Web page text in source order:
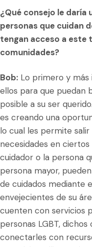
¿Qué consejo le daría
personas que cuidan
tengan acceso a este
comunidades?
Bob: Lo primero y
ellos para que puedan
posible a su ser
es creando una
lo cual les permite
necesidades en
cuidador o la persona
persona mayor,
de cuidados mediante
envejecientes de su
cuenten con servicios
personas LGBT,
conectarles con